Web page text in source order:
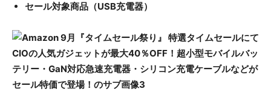
セール対象商品（USB充電器）